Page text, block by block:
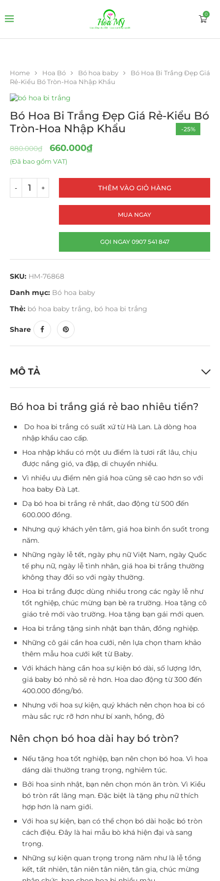
0
Home Hoa Bó Bó hoa baby
Bó Hoa Bi Trắng Đẹp Giá
Rẻ-Kiểu Bó Tròn-Hoa Nhập Khẩu
-25%
Bó Hoa Bi Trắng Đẹp Giá Rẻ-Kiểu Bó
Tròn-Hoa Nhập Khẩu
880.000₫ 660.000₫
(Đã bao gồm VAT)
THÊM VÀO GIỎ HÀNG
MUA NGAY
GỌI NGAY 0907 541 847
SKU: HM-76868
Danh mục: Bó hoa baby
Thẻ: bó hoa baby trắng, bó hoa bi trắng
Share
MÔ TẢ
Bó hoa bi trắng giá rẻ bao nhiêu tiền?
Do hoa bi trắng có suất xứ từ Hà Lan. Là dòng hoa
nhập khẩu cao cấp.
Hoa nhập khẩu có một ưu điểm là tươi rất lâu, chịu
được nắng gió, va đập, di chuyển nhiều.
Vì nhiều ưu điểm nên giá hoa cũng sẽ cao hơn so với
hoa baby Đà Lạt.
Dạ bó hoa bi trắng rẻ nhất, dao động từ 500 đến
600.000 đồng.
Nhưng quý khách yên tâm, giá hoa bình ổn suốt trong
năm.
Những ngày lễ tết, ngày phụ nữ Việt Nam, ngày Quốc
tế phụ nữ, ngày lễ tình nhân, giá hoa bi trắng thường
không thay đổi so với ngày thường.
Hoa bi trắng được dùng nhiều trong các ngày lễ như
tốt nghiệp, chúc mừng bạn bè ra trường. Hoa tặng cô
giáo trẻ mới vào trường. Hoa tặng bạn gái mới quen.
Hoa bi trắng tặng sinh nhật bạn thân, đồng nghiệp.
Những cô gái cần hoa cưới, nên lựa chọn tham khảo
thêm mẫu hoa cưới kết từ Baby.
Với khách hàng cần hoa sự kiện bó dài, số lượng lớn,
giá baby bó nhỏ sẽ rẻ hơn. Hoa dao động từ 300 đến
400.000 đồng/bó.
Nhưng với hoa sự kiện, quý khách nên chọn hoa bi có
màu sắc rực rỡ hơn như bí xanh, hồng, đỏ
Nên chọn bó hoa dài hay bó tròn?
Nếu tặng hoa tốt nghiệp, bạn nên chọn bó hoa. Vì hoa
dáng dài thường trang trọng, nghiêm túc.
Bởi hoa sinh nhật, bạn nên chọn món ăn tròn. Vì Kiều
bó tròn rất lãng mạn. Đặc biệt là tặng phụ nữ thích
hợp hơn là nam giới.
Với hoa sự kiện, bạn có thể chọn bó dài hoặc bó tròn
cách điệu. Đây là hai mẫu bò khá hiện đại và sang
trọng.
Những sự kiện quan trọng trong năm như là lễ tổng
kết, tất nhiên, tân niên tân niên, tân gia, chúc mừng